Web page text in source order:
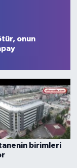
onun
birimleri